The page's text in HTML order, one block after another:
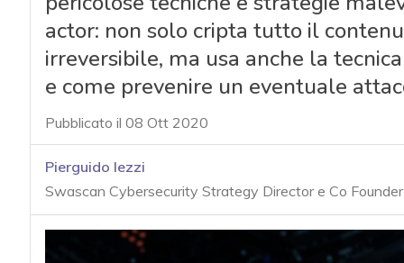
actor: non solo cripta tutto il
irreversibile, ma usa anche la
e come prevenire un eventuale
Pubblicato il 08 Ott 2020
Pierguido Iezzi
Swascan Cybersecurity Strategy Director e Co Founder